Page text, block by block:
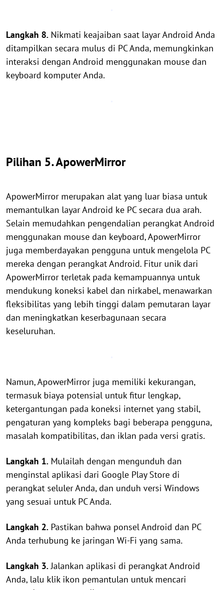
Langkah 8. Nikmati keajaiban saat layar Android Anda
ditampilkan secara mulus di PC Anda, memungkinkan
interaksi dengan Android menggunakan mouse dan
keyboard komputer Anda.
Pilihan 5. ApowerMirror
ApowerMirror merupakan alat yang luar biasa untuk
memantulkan layar Android ke PC secara dua arah.
Selain memudahkan pengendalian perangkat Android
menggunakan mouse dan keyboard, ApowerMirror
juga memberdayakan pengguna untuk mengelola PC
mereka dengan perangkat Android. Fitur unik dari
ApowerMirror terletak pada kemampuannya untuk
mendukung koneksi kabel dan nirkabel, menawarkan
fleksibilitas yang lebih tinggi dalam pemutaran layar
dan meningkatkan keserbagunaan secara
keseluruhan.
Namun, ApowerMirror juga memiliki kekurangan,
termasuk biaya potensial untuk fitur lengkap,
ketergantungan pada koneksi internet yang stabil,
pengaturan yang kompleks bagi beberapa pengguna,
masalah kompatibilitas, dan iklan pada versi gratis.
Langkah 1. Mulailah dengan mengunduh dan
menginstal aplikasi dari Google Play Store di
perangkat seluler Anda, dan unduh versi Windows
yang sesuai untuk PC Anda.
Langkah 2. Pastikan bahwa ponsel Android dan PC
Anda terhubung ke jaringan Wi-Fi yang sama.
Langkah 3.Jalankan aplikasi di perangkat Android
Anda, lalu klik ikon pemantulan untuk mencari